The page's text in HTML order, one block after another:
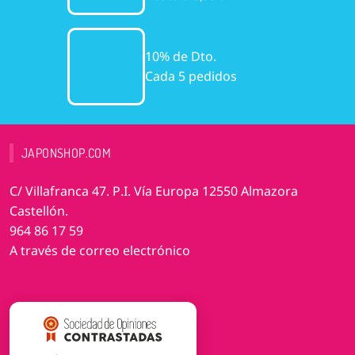
10% de Dto.
Cada 5 pedidos
JAPONSHOP.COM
C/ Villafranca 47. P.I. Vía Europa 12550 Almazora
Castellón.
964 86 17 59
A través de correo electrónico